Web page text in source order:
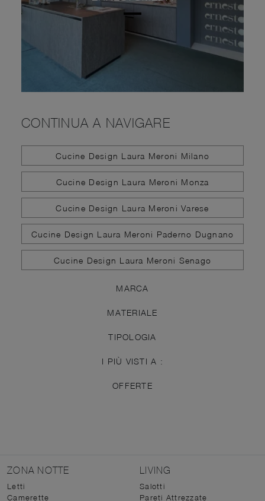
CONTINUA A NAVIGARE
Cucine Design Laura Meroni Milano
Cucine Design Laura Meroni Monza
Cucine Design Laura Meroni Varese
Cucine Design Laura Meroni Paderno Dugnano
Cucine Design Laura Meroni Senago
MARCA
MATERIALE
TIPOLOGIA
I PIÙ VISTI A :
OFFERTE
ZONA NOTTE
Letti
Camerette
LIVING
Salotti
Pareti Attrezzate